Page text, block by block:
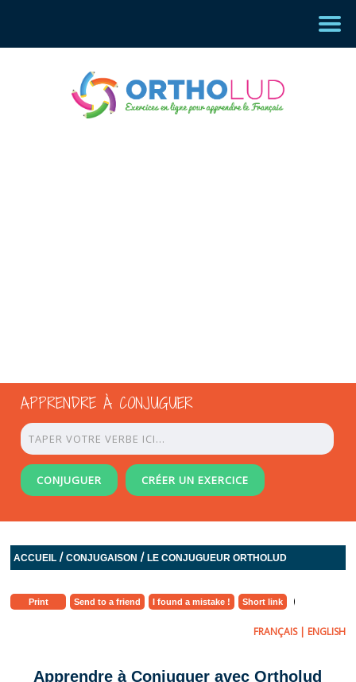
APPRENDRE À CONJUGUER
CONJUGUER CRÉER UN EXERCICE
ACCUEIL /CONJUGAISON /LE CONJUGUEUR ORTHOLUD
Print Send to a friend I found a mistake ! Short link
FRANÇAIS| ENGLISH
Apprendre à Conjuguer avec Ortholud